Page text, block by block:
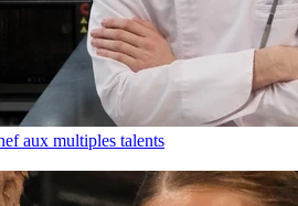
aux multiples talents